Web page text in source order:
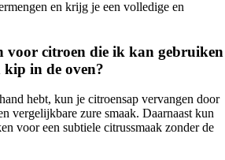
en krijg je een volledige en
voor citroen die ik kan gebruiken
in de oven?
hebt, kun je citroensap vervangen door
vergelijkbare zure smaak. Daarnaast kun
voor een subtiele citrussmaak zonder de